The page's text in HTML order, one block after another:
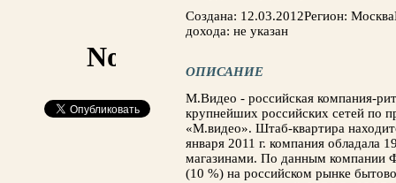
Создана: 12.03.2012Регион:
дохода: не указан
ОПИСАНИЕ
М.Видео - российская компания-
крупнейших российских сетей по
«М.видео». Штаб-квартира
января 2011 г. компания обладала
магазинами. По данным компании
(10 %) на российском рынке